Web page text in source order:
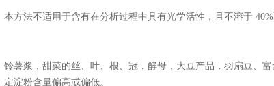
本方法不适用于含有在分析过程中具有光学活性，且不溶于
铃薯浆，甜菜的丝、叶、根、冠，酵母，大豆产品，羽扇豆、
定淀粉含量偏高或偏低。